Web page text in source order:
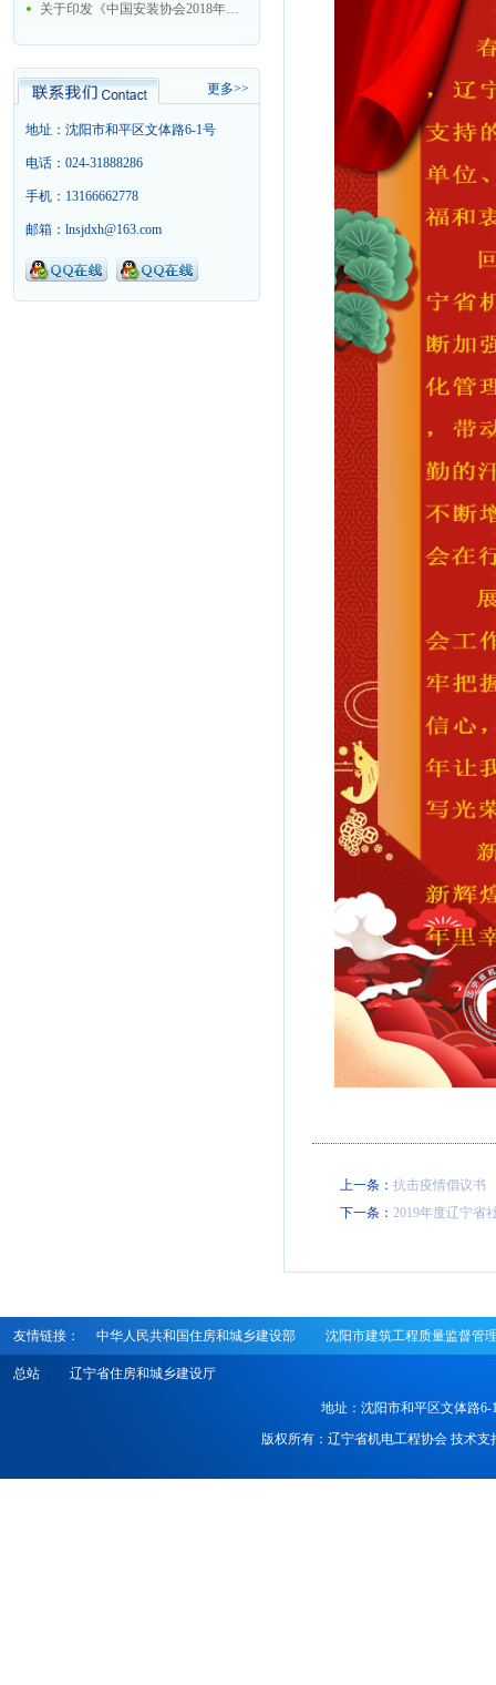
关于印发《中国安装协会2018年工作要点》的通知
更多>>
地址：沈阳市和平区文体路6-1号
电话：024-31888286
手机：13166662778
邮箱：lnsjdxh@163.com
上一条： 抗击疫情倡议书
下一条： 2019年度辽宁省
友情链接： 中华人民共和国住房和城乡建设部 沈阳市建筑工程质量监督管
总站 辽宁省住房和城乡建设厅
地址：沈阳市和平区文体路
版权所有：辽宁省机电工程协会 技术支